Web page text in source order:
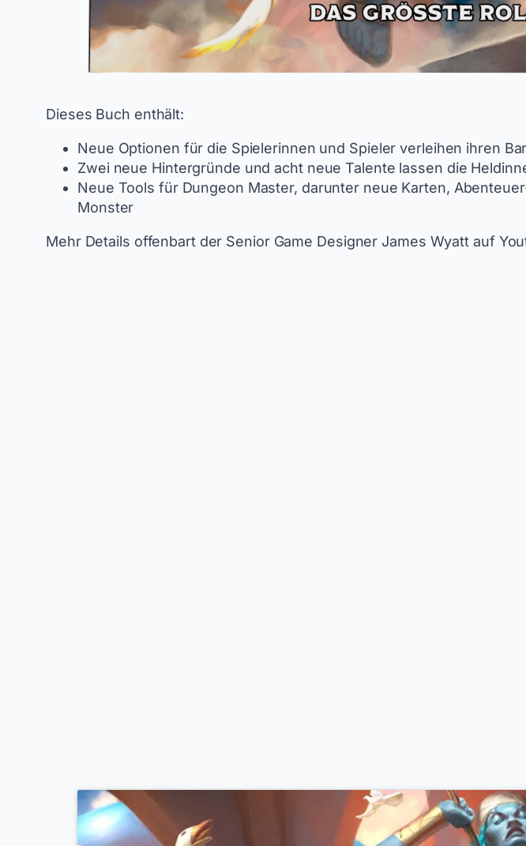
Dieses Buch enthält:
Neue Optionen für die Spielerinnen und Spieler verleihen ihren
Zwei neue Hintergründe und acht neue Talente lassen die
Neue Tools für Dungeon Master, darunter neue Karten,
Monster
Mehr Details offenbart der Senior Game Designer James Wyatt auf